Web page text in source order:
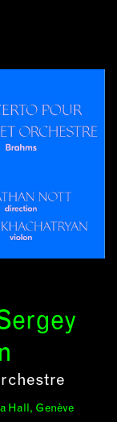
Hall, Genève